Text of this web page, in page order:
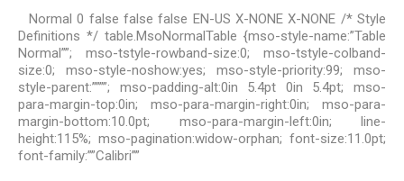
Normal 0 false false false EN-US X-NONE X-NONE /* Style
Definitions */ table.MsoNormalTable {mso-style-name:”Table
Normal””; mso-tstyle-rowband-size:0; mso-tstyle-colband-
size:0; mso-style-noshow:yes; mso-style-priority:99; mso-
style-parent:””””; mso-padding-alt:0in 5.4pt 0in 5.4pt; mso-
para-margin-top:0in; mso-para-margin-right:0in; mso-para-
margin-bottom:10.0pt; mso-para-margin-left:0in; line-
height:115%; mso-pagination:widow-orphan; font-size:11.0pt;
font-family:””Calibri””